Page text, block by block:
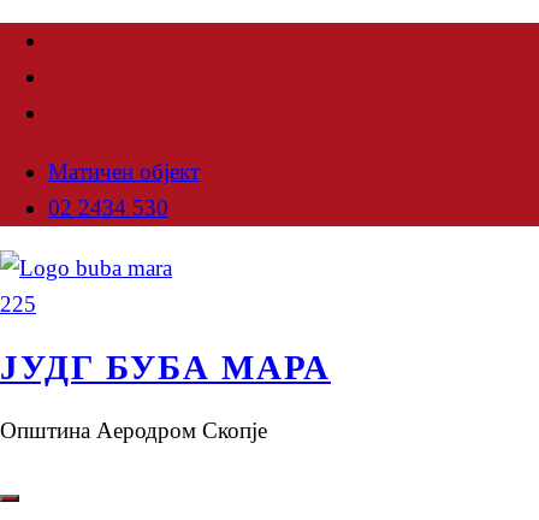
Матичен објект
02 2434 530
ЈУДГ БУБА МАРА
Општина Аеродром Скопје